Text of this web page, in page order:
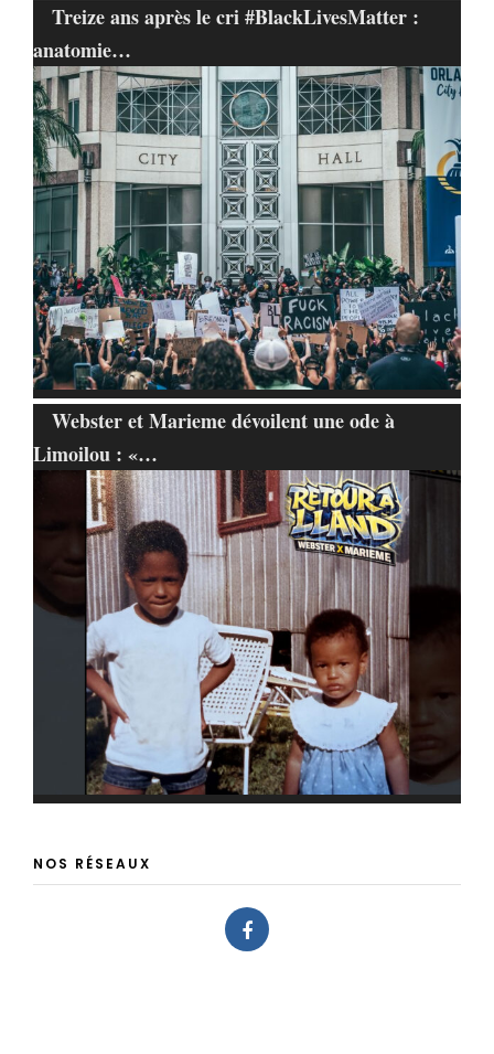
Treize ans après le cri #BlackLivesMatter :
anatomie…
Webster et Marieme dévoilent une ode à
Limoilou : «…
NOS RÉSEAUX